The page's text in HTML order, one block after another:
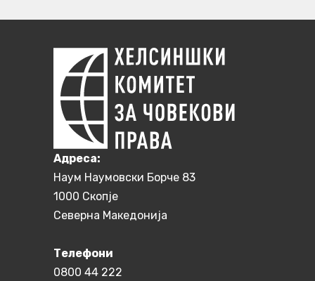
Aдреса:
Наум Наумовски Борче 83
1000 Скопје
Северна Македонија
Телефони
0800 44 222